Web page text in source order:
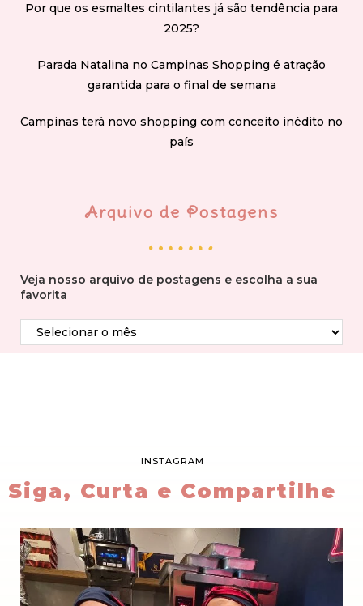
Por que os esmaltes cintilantes já são tendência para
2025?
Parada Natalina no Campinas Shopping é atração
garantida para o final de semana
Campinas terá novo shopping com conceito inédito no
país
Arquivo de Postagens
Veja nosso arquivo de postagens e escolha a sua
favorita
INSTAGRAM
Siga, Curta e Compartilhe